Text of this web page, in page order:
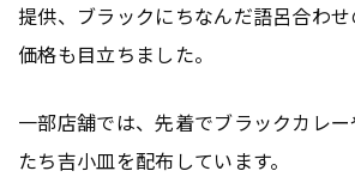
提供、ブラックにちなんだ語呂合わせ
価格も目立ちました。
一部店舗では、先着でブラックカレー
たち吉小皿を配布しています。